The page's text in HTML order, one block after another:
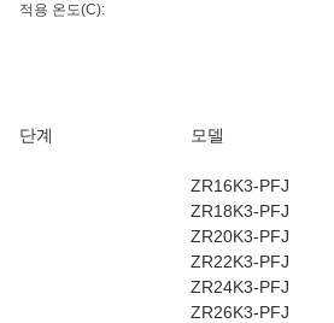
적용 온도(C):
단계 모델
ZR16K3-PFJ
ZR18K3-PFJ
ZR20K3-PFJ
ZR22K3-PFJ
ZR24K3-PFJ
ZR26K3-PFJ